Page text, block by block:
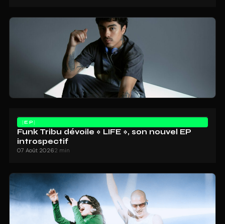
EP
Funk Tribu dévoile « LIFE », son nouvel EP
introspectif
07 Août 20262 min